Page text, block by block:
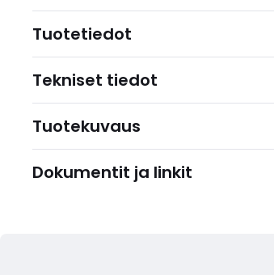
Tuotetiedot
Tekniset tiedot
Tuotekuvaus
Dokumentit ja linkit